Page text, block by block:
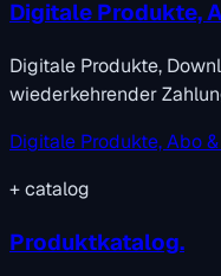
Digitale Produkte,
Digitale Produkte,
wiederkehrender
Digitale Produkte, Abo
+catalog
Produktkatalog.